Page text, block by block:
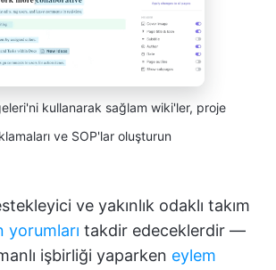
kullanarak sağlam wiki'ler, proje
ve SOP'lar oluşturun
ve yakınlık odaklı takım
yorumları takdir edeceklerdir —
işbirliği yaparken eylem